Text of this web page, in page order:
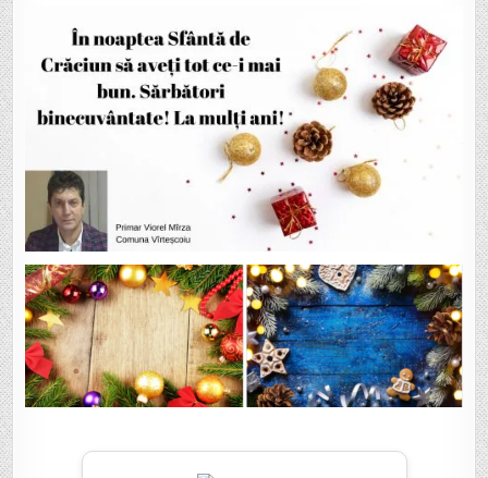
COMUNEI
VÂRTEȘCOIU:
”SĂRBĂTORI
DE
POVESTE
ALĂTURI
DE
FAMILIILE
DVS.!
MULȚI